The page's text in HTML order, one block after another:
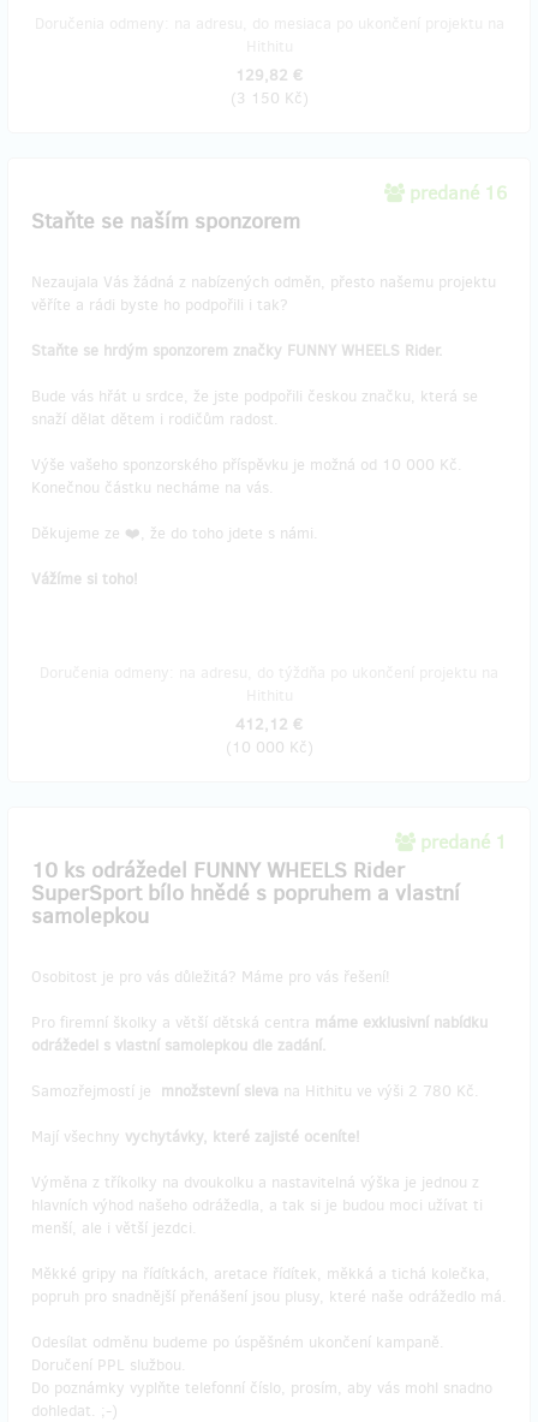
129,82 €
(3 150 Kč)
predané 16
Staňte se naším sponzorem
Nezaujala Vás žádná z nabízených odměn, přesto našemu projektu
věříte a rádi byste ho podpořili i tak?
Staňte se hrdým sponzorem značky FUNNY WHEELS Rider.
Bude vás hřát u srdce, že jste podpořili českou značku, která se
snaží dělat dětem i rodičům radost.
Výše vašeho sponzorského příspěvku je možná od 10 000 Kč.
Konečnou částku necháme na vás.
Děkujeme ze ❤️, že do toho jdete s námi.
Vážíme si toho!
412,12 €
(10 000 Kč)
predané 1
10 ks odrážedel FUNNY WHEELS Rider
SuperSport bílo hnědé s popruhem a vlastní
samolepkou
Osobitost je pro vás důležitá? Máme pro vás řešení!
Pro firemní školky a větší dětská centra máme exklusivní nabídku
odrážedel s vlastní samolepkou dle zadání.
Samozřejmostí je množstevní sleva na Hithitu ve výši 2 780 Kč.
Mají všechny vychytávky, které zajisté oceníte!
Výměna z tříkolky na dvoukolku a nastavitelná výška je jednou z
hlavních výhod našeho odrážedla, a tak si je budou moci užívat ti
menší, ale i větší jezdci.
Měkké gripy na řídítkách, aretace řídítek, měkká a tichá kolečka,
popruh pro snadnější přenášení jsou plusy, které naše odrážedlo má.
Odesílat odměnu budeme po úspěšném ukončení kampaně.
Doručení PPL službou.
Do poznámky vyplňte telefonní číslo, prosím, aby vás mohl snadno
dohledat. ;-)